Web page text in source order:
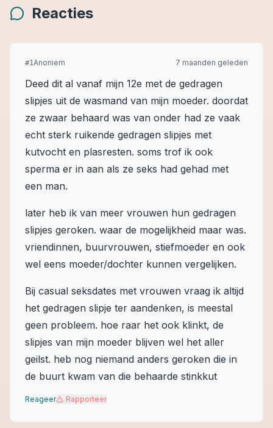
Reacties
#1Anoniem 7 maanden geleden
Deed dit al vanaf mijn 12e met de gedragen
slipjes uit de wasmand van mijn moeder. doordat
ze zwaar behaard was van onder had ze vaak
echt sterk ruikende gedragen slipjes met
kutvocht en plasresten. soms trof ik ook
sperma er in aan als ze seks had gehad met
een man.
later heb ik van meer vrouwen hun gedragen
slipjes geroken. waar de mogelijkheid maar was.
vriendinnen, buurvrouwen, stiefmoeder en ook
wel eens moeder/dochter kunnen vergelijken.
Bij casual seksdates met vrouwen vraag ik altijd
het gedragen slipje ter aandenken, is meestal
geen probleem. hoe raar het ook klinkt, de
slipjes van mijn moeder blijven wel het aller
geilst. heb nog niemand anders geroken die in
de buurt kwam van die behaarde stinkkut
Reageer Rapporteer